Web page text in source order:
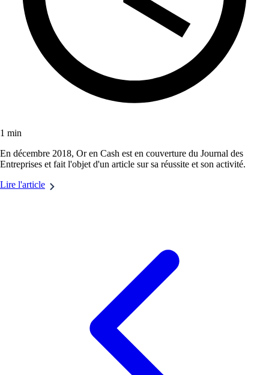
1 min
En décembre 2018, Or en Cash est en couverture du Journal des
Entreprises et fait l'objet d'un article sur sa réussite et son activité.
Lire l'article